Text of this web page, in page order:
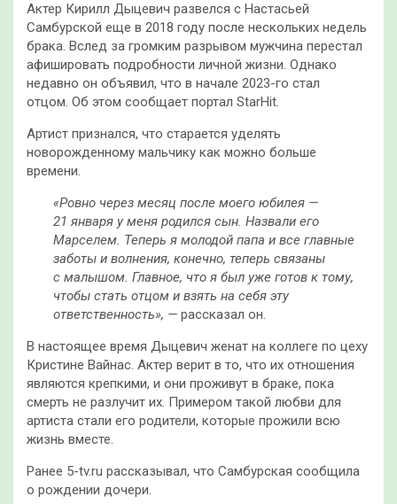
Актер Кирилл Дыцевич развелся с Настасьей
Самбурской еще в 2018 году после нескольких недель
брака. Вслед за громким разрывом мужчина перестал
афишировать подробности личной жизни. Однако
недавно он объявил, что в начале 2023-го стал
отцом. Об этом сообщает портал StarHit.
Артист признался, что старается уделять
новорожденному мальчику как можно больше
времени.
«Ровно через месяц после моего юбилея —
21 января у меня родился сын. Назвали его
Марселем. Теперь я молодой папа и все главные
заботы и волнения, конечно, теперь связаны
с малышом. Главное, что я был уже готов к тому,
чтобы стать отцом и взять на себя эту
ответственность», — рассказал он.
В настоящее время Дыцевич женат на коллеге по цеху
Кристине Вайнас. Актер верит в то, что их отношения
являются крепкими, и они проживут в браке, пока
смерть не разлучит их. Примером такой любви для
артиста стали его родители, которые прожили всю
жизнь вместе.
Ранее 5-tv.ru рассказывал, что Самбурская сообщила
о рождении дочери.